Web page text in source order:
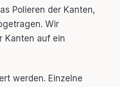
Polieren der Kanten,
Wir
Kanten auf ein
werden. Einzelne